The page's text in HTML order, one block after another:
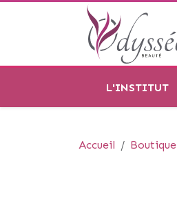
L'INSTITUT
Accueil Boutique